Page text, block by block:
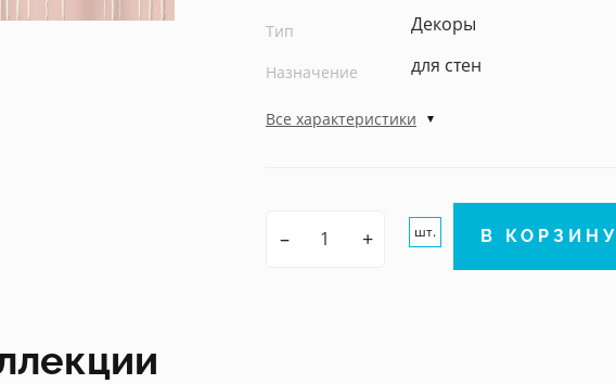
Тип Декоры
Назначение для стен
Все характеристики
– + шт. В КОРЗИНУ